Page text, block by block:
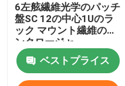
6左舷繊維光学のパッチ
盤SC 12の中心1Uのラ
ック マウント繊維のエ
ンクロージャ
ベストプライス